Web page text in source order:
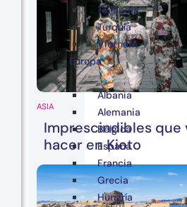
ASIA
Imprescindibles que
hacer en Kioto
Tailandia
Turquía
Vietnam
Europa
Albania
Alemania
Bélgica
España
Francia
Grecia
Hungría